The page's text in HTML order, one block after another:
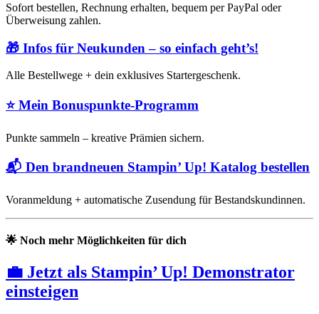
Sofort bestellen, Rechnung erhalten, bequem per PayPal oder
Überweisung zahlen.
🎁 Infos für Neukunden – so einfach geht’s!
Alle Bestellwege + dein exklusives Startergeschenk.
⭐Mein Bonuspunkte-Programm
Punkte sammeln – kreative Prämien sichern.
📬 Den brandneuen Stampin’ Up! Katalog bestellen
Voranmeldung + automatische Zusendung für Bestandskundinnen.
🌟 Noch mehr Möglichkeiten für dich
💼 Jetzt als Stampin’ Up! Demonstrator
einsteigen